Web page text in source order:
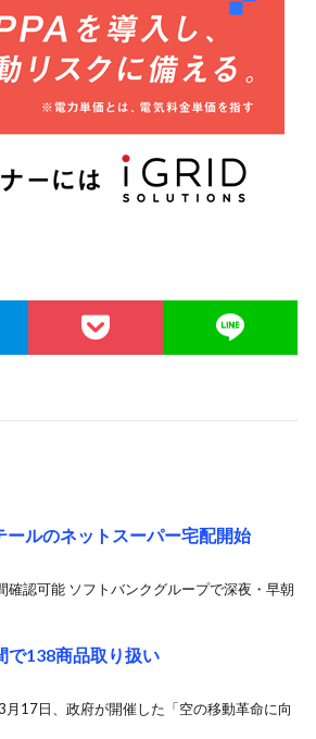
ルのネットスーパー宅配開始
認可能 ソフトバンクグループで深夜・早朝
で138商品取り扱い
17日、政府が開催した「空の移動革命に向